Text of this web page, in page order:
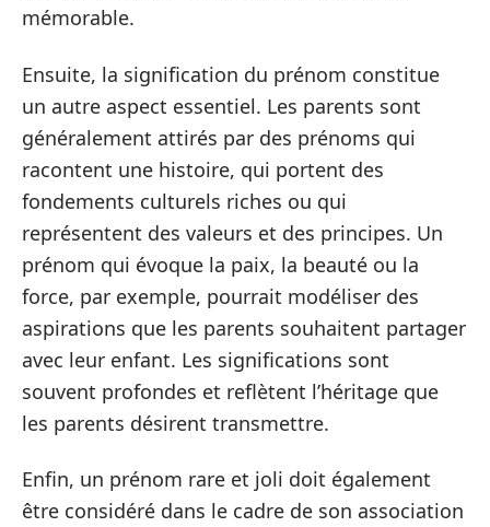
mémorable.
Ensuite, la signification du prénom constitue
un autre aspect essentiel. Les parents sont
généralement attirés par des prénoms qui
racontent une histoire, qui portent des
fondements culturels riches ou qui
représentent des valeurs et des principes. Un
prénom qui évoque la paix, la beauté ou la
force, par exemple, pourrait modéliser des
aspirations que les parents souhaitent partager
avec leur enfant. Les significations sont
souvent profondes et reflètent l’héritage que
les parents désirent transmettre.
Enfin, un prénom rare et joli doit également
être considéré dans le cadre de son association